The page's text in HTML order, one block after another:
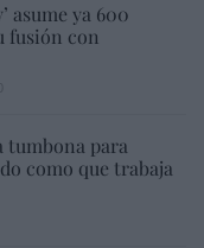
asume ya 600
fusión con
tumbona para
como que trabaja